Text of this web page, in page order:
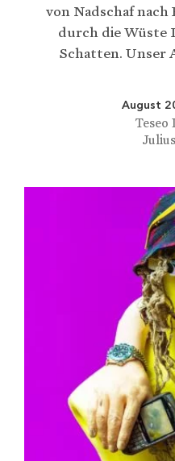
von Nadschaf
durch die Wüste
Schatten. Unser
August
Teseo